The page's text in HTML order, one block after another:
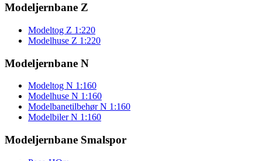
Modeljernbane Z
Modeltog Z 1:220
Modelhuse Z 1:220
Modeljernbane N
Modeltog N 1:160
Modelhuse N 1:160
Modelbanetilbehør N 1:160
Modelbiler N 1:160
Modeljernbane Smalspor